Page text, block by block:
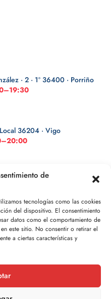
de
tecnologías como las cookies
del dispositivo. El consentimiento
datos como el comportamiento de
este sitio. No consentir o retirar el
a ciertas características y
· 2 · 1º 36400 · Porriño
36204 · Vigo